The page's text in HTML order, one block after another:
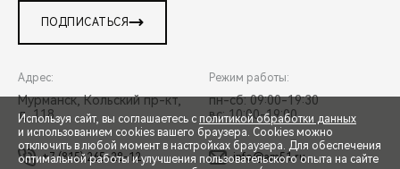
ПОДПИСАТЬСЯ
Адрес:
Мурманск, Кольский пр-кт,
д. 118
Режим работы:
пн-сб: 09:00-19:30
вс: 10:00-19:00
+7 (815) 265-28-12 info@am51.ru
Используя сайт, вы соглашаетесь с политикой обработки данных
и использованием cookies вашего браузера. Cookies можно
отключить в любой момент в настройках браузера. Для обеспечения
оптимальной работы и улучшения пользовательского опыта на сайте